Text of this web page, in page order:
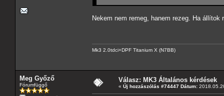
Nekem nem remeg, hanem rezeg. Ha állítok
Mk3 2.0tdci+DPF Titanium X (N7BB)
Meg Győző
Fórumfüggő
Válasz: MK3 Általános kérdések
« Új hozzászólás #74447 Dátum: